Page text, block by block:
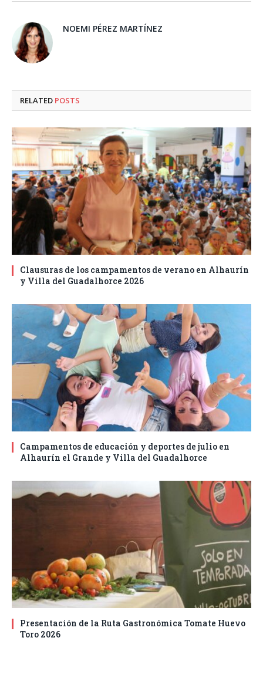
NOEMI PÉREZ MARTÍNEZ
RELATED POSTS
Clausuras de los campamentos de verano en Alhaurín
y Villa del Guadalhorce 2026
Campamentos de educación y deportes de julio en
Alhaurín el Grande y Villa del Guadalhorce
Presentación de la Ruta Gastronómica Tomate Huevo
Toro 2026